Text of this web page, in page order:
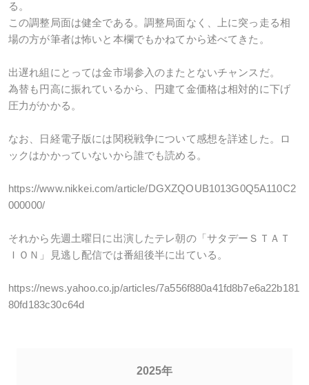
る。
この調整局面は健全である。調整局面なく、上に突っ走る相
場の方が筆者は怖いと本欄でもかねてから述べてきた。
出遅れ組にとっては金市場参入のまたとないチャンスだ。
為替も円高に振れているから、円建て金価格は相対的に下げ
圧力がかかる。
なお、日経電子版には関税戦争について感想を詳述した。ロ
ックはかかっていないから誰でも読める。
https://www.nikkei.com/article/DGXZQOUB1013G0Q5A110C2
000000/
それから先週土曜日に出演したテレ朝の「サタデーＳＴＡＴ
ＩＯＮ」見逃し配信では番組後半に出ている。
https://news.yahoo.co.jp/articles/7a556f880a41fd8b7e6a22b181
80fd183c30c64d
2025年